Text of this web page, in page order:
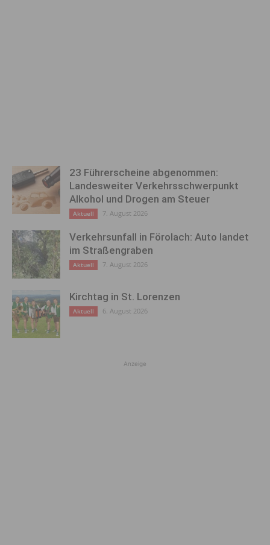
23 Führerscheine abgenommen:
Landesweiter Verkehrsschwerpunkt
Alkohol und Drogen am Steuer
Aktuell 7. August 2026
Verkehrsunfall in Förolach: Auto landet
im Straßengraben
Aktuell 7. August 2026
Kirchtag in St. Lorenzen
Aktuell 6. August 2026
Anzeige